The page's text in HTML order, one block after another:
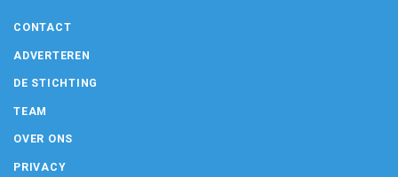
CONTACT
ADVERTEREN
DE STICHTING
TEAM
OVER ONS
PRIVACY